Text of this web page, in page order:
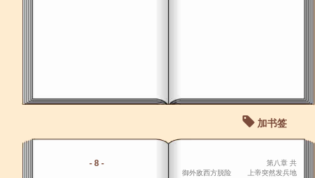
加书签
- 8 -
第八章 共
御外敌西方脱险 上帝突然发兵地